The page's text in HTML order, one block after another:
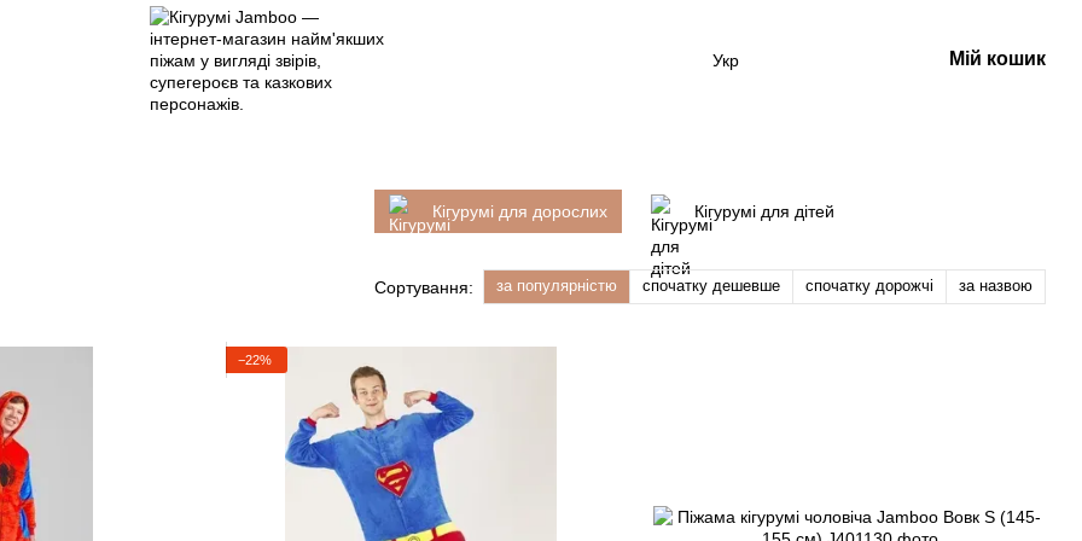
Укр Мій кошик
Кігурумі для дорослих Кігурумі для дітей
Сортування: за популярністю спочатку дешевше спочатку дорожчі за назвою
−22%